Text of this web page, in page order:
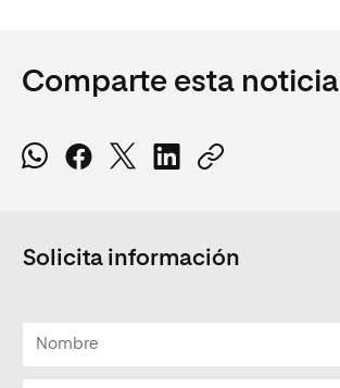
Comparte esta noticia
Solicita información